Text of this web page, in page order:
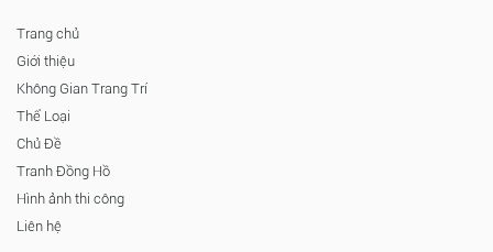
Trang chủ
Giới thiệu
Không Gian Trang Trí
Thể Loại
Chủ Đề
Tranh Đồng Hồ
Hình ảnh thi công
Liên hệ